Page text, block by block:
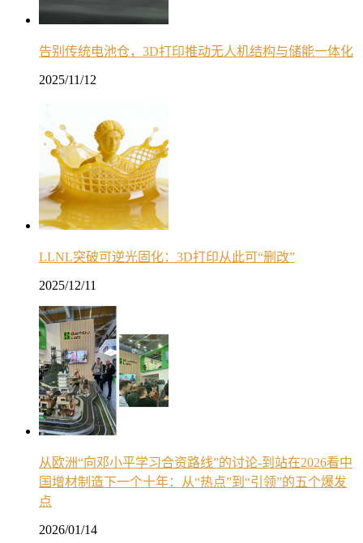
告别传统电池仓，3D打印推动无人机结构与储能一体化
2025/11/12
LLNL突破可逆光固化：3D打印从此可“删改”
2025/12/11
从欧洲“向邓小平学习合资路线”的讨论-到站在2026看中
国增材制造下一个十年：从“热点”到“引领”的五个爆发
点
2026/01/14